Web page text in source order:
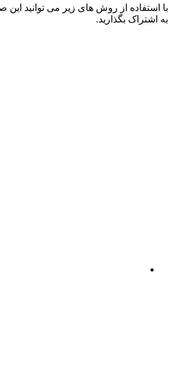
با استفاده از روش های زیر می توانید این
به اشتراک بگذارید.